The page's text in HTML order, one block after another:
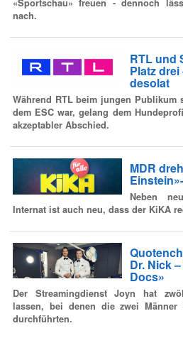
«Sportschau» freuen - dennoch
nach.
RTL und
Platz
desolat
Während RTL beim jungen Publikum
dem ESC war, gelang dem
akzeptabler Abschied.
MDR
Neben
Internat ist auch neu, dass der KiKA
Dr. Nick
Docs»
Der Streamingdienst Joyn hat
lassen, bei denen die zwei Männer
durchführten.